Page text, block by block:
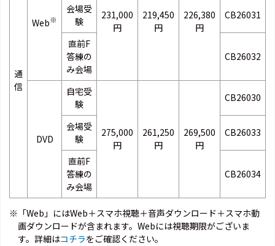
通
信
Web※
231,000
円
219,450
円
226,380
円
会場受
験
CB26031
直前F
答練の
み会場
CB26032
DVD
自宅受
験
275,000
円
261,250
円
269,500
円
CB26030
会場受
験
CB26033
直前F
答練の
み会場
CB26034
※「Web」にはWeb＋スマホ視聴＋音声ダウンロード＋スマホ動
画ダウンロードが含まれます。Webには視聴期限がございま
す。詳細はコチラをご確認ください。